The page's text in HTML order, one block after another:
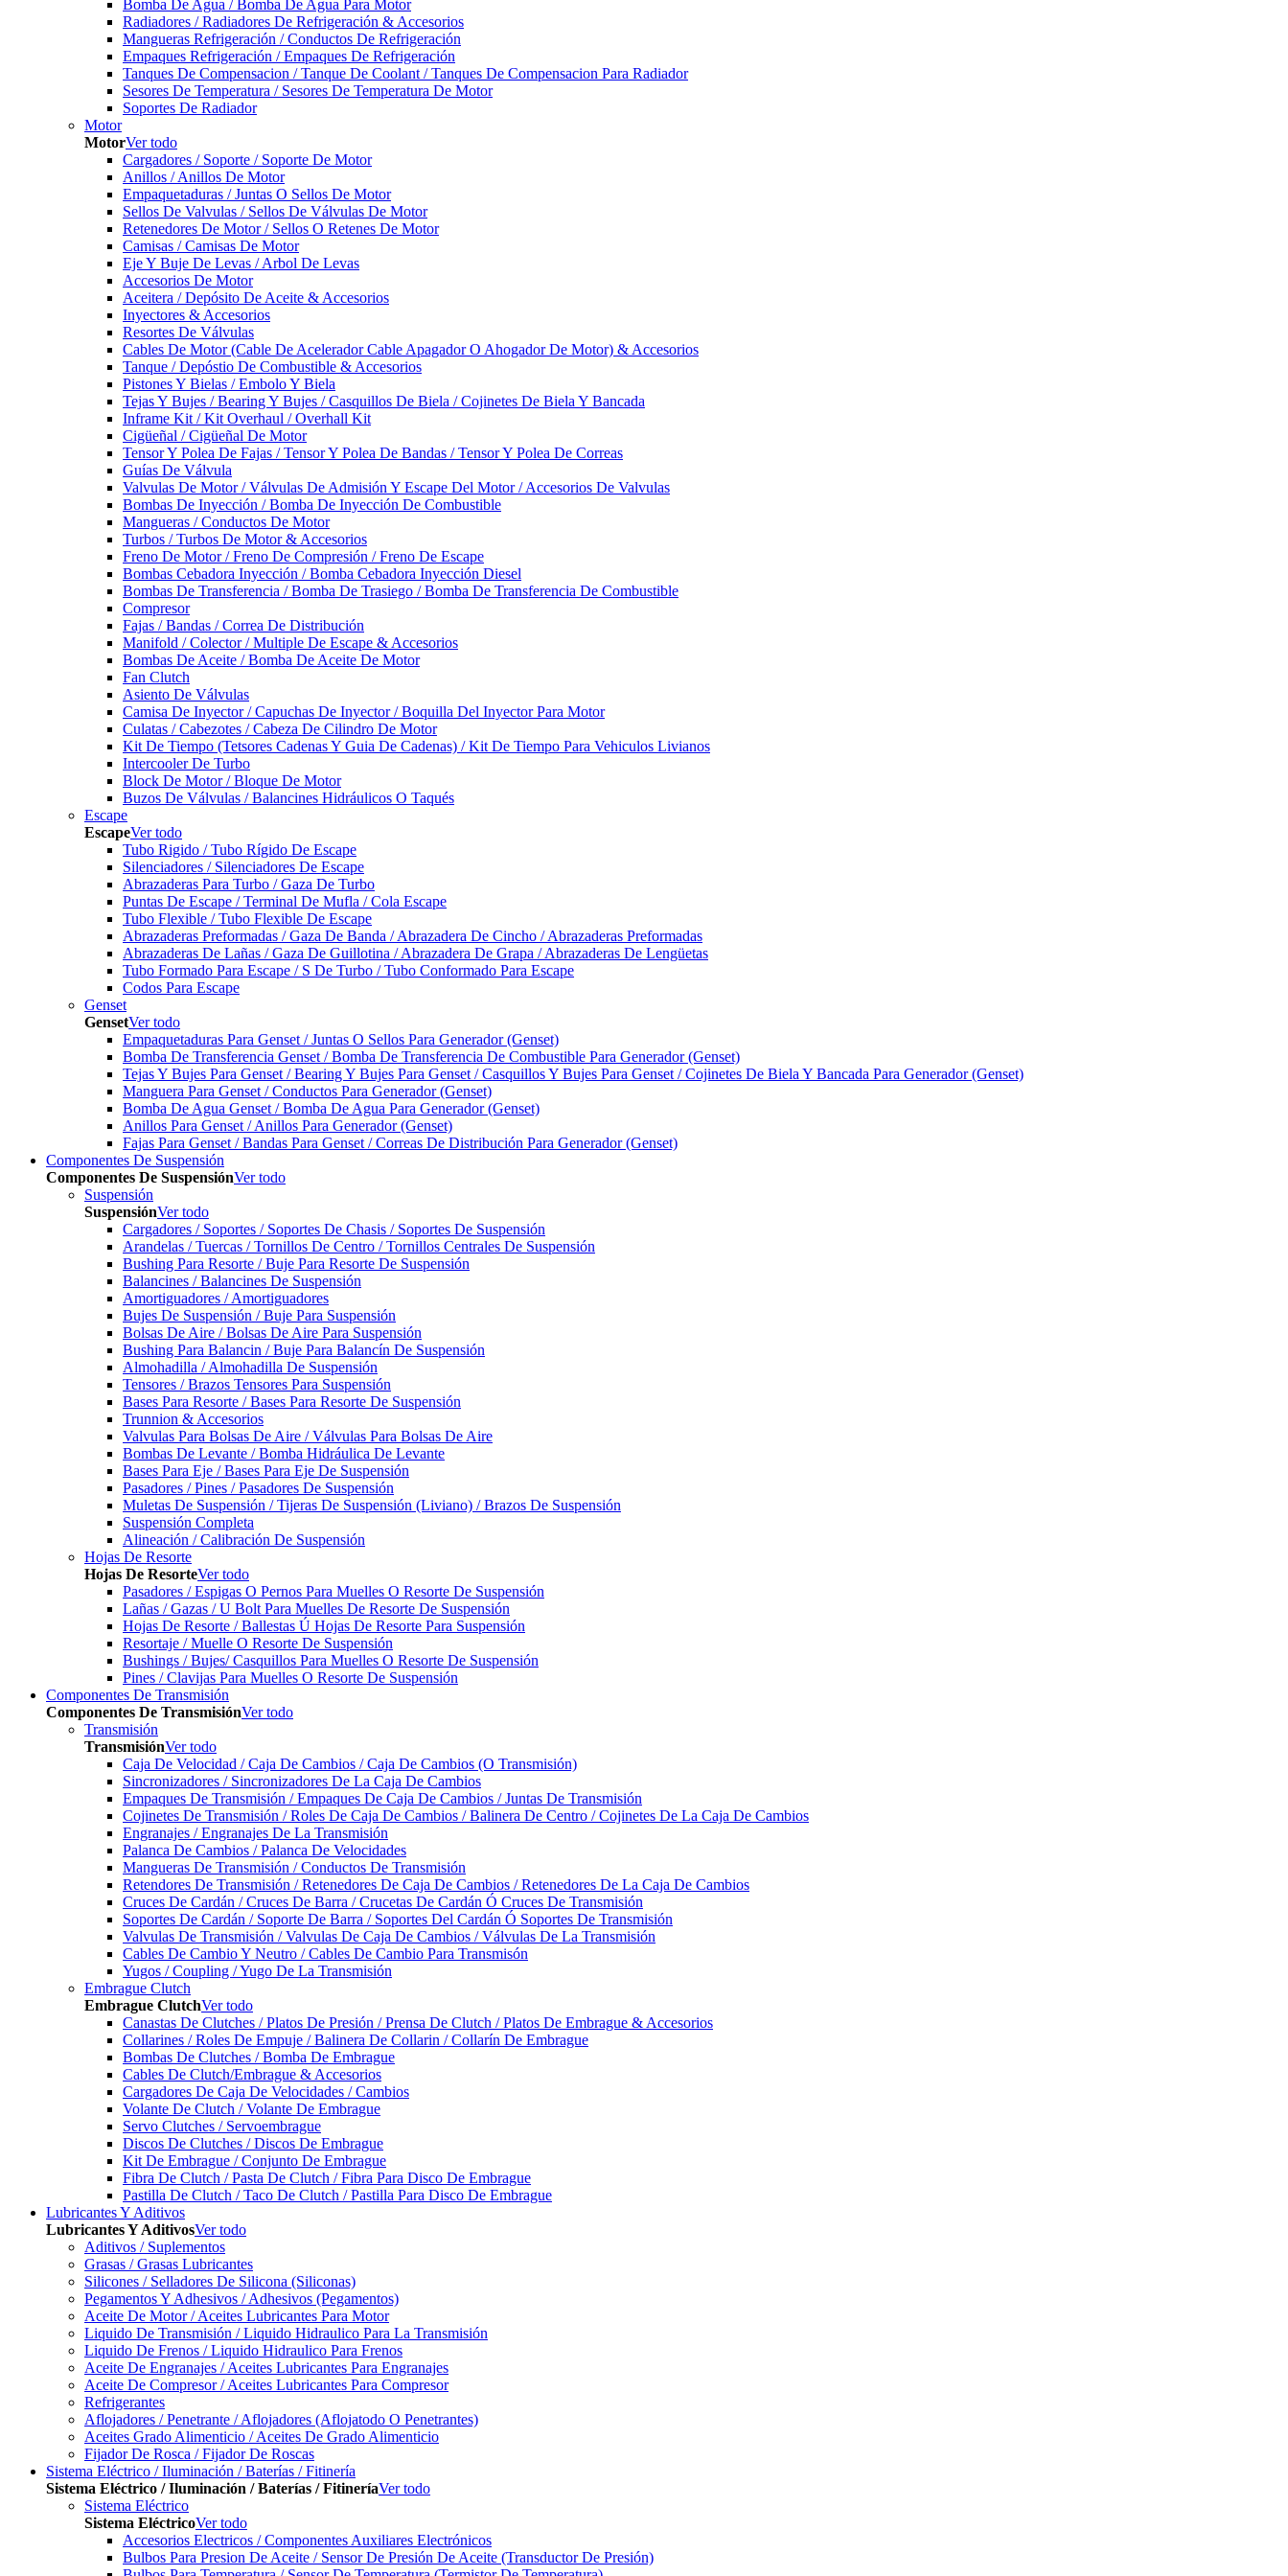
Bomba De Agua / Bomba De Agua Para Motor
Radiadores / Radiadores De Refrigeración & Accesorios
Mangueras Refrigeración / Conductos De Refrigeración
Empaques Refrigeración / Empaques De Refrigeración
Tanques De Compensacion / Tanque De Coolant / Tanques De Compensacion Para Radiador
Sesores De Temperatura / Sesores De Temperatura De Motor
Soportes De Radiador
Motor
MotorVer todo
Cargadores / Soporte / Soporte De Motor
Anillos / Anillos De Motor
Empaquetaduras / Juntas O Sellos De Motor
Sellos De Valvulas / Sellos De Válvulas De Motor
Retenedores De Motor / Sellos O Retenes De Motor
Camisas / Camisas De Motor
Eje Y Buje De Levas / Arbol De Levas
Accesorios De Motor
Aceitera / Depósito De Aceite & Accesorios
Inyectores & Accesorios
Resortes De Válvulas
Cables De Motor (Cable De Acelerador Cable Apagador O Ahogador De Motor) & Accesorios
Tanque / Depóstio De Combustible & Accesorios
Pistones Y Bielas / Embolo Y Biela
Tejas Y Bujes / Bearing Y Bujes / Casquillos De Biela / Cojinetes De Biela Y Bancada
Inframe Kit / Kit Overhaul / Overhall Kit
Cigüeñal / Cigüeñal De Motor
Tensor Y Polea De Fajas / Tensor Y Polea De Bandas / Tensor Y Polea De Correas
Guías De Válvula
Valvulas De Motor / Válvulas De Admisión Y Escape Del Motor / Accesorios De Valvulas
Bombas De Inyección / Bomba De Inyección De Combustible
Mangueras / Conductos De Motor
Turbos / Turbos De Motor & Accesorios
Freno De Motor / Freno De Compresión / Freno De Escape
Bombas Cebadora Inyección / Bomba Cebadora Inyección Diesel
Bombas De Transferencia / Bomba De Trasiego / Bomba De Transferencia De Combustible
Compresor
Fajas / Bandas / Correa De Distribución
Manifold / Colector / Multiple De Escape & Accesorios
Bombas De Aceite / Bomba De Aceite De Motor
Fan Clutch
Asiento De Válvulas
Camisa De Inyector / Capuchas De Inyector / Boquilla Del Inyector Para Motor
Culatas / Cabezotes / Cabeza De Cilindro De Motor
Kit De Tiempo (Tetsores Cadenas Y Guia De Cadenas) / Kit De Tiempo Para Vehiculos Livianos
Intercooler De Turbo
Block De Motor / Bloque De Motor
Buzos De Válvulas / Balancines Hidráulicos O Taqués
Escape
EscapeVer todo
Tubo Rigido / Tubo Rígido De Escape
Silenciadores / Silenciadores De Escape
Abrazaderas Para Turbo / Gaza De Turbo
Puntas De Escape / Terminal De Mufla / Cola Escape
Tubo Flexible / Tubo Flexible De Escape
Abrazaderas Preformadas / Gaza De Banda / Abrazadera De Cincho / Abrazaderas Preformadas
Abrazaderas De Lañas / Gaza De Guillotina / Abrazadera De Grapa / Abrazaderas De Lengüetas
Tubo Formado Para Escape / S De Turbo / Tubo Conformado Para Escape
Codos Para Escape
Genset
GensetVer todo
Empaquetaduras Para Genset / Juntas O Sellos Para Generador (Genset)
Bomba De Transferencia Genset / Bomba De Transferencia De Combustible Para Generador (Genset)
Tejas Y Bujes Para Genset / Bearing Y Bujes Para Genset / Casquillos Y Bujes Para Genset / Cojinetes De Biela Y Bancada Para Generador (Genset)
Manguera Para Genset / Conductos Para Generador (Genset)
Bomba De Agua Genset / Bomba De Agua Para Generador (Genset)
Anillos Para Genset / Anillos Para Generador (Genset)
Fajas Para Genset / Bandas Para Genset / Correas De Distribución Para Generador (Genset)
Componentes De Suspensión
Componentes De SuspensiónVer todo
Suspensión
SuspensiónVer todo
Cargadores / Soportes / Soportes De Chasis / Soportes De Suspensión
Arandelas / Tuercas / Tornillos De Centro / Tornillos Centrales De Suspensión
Bushing Para Resorte / Buje Para Resorte De Suspensión
Balancines / Balancines De Suspensión
Amortiguadores / Amortiguadores
Bujes De Suspensión / Buje Para Suspensión
Bolsas De Aire / Bolsas De Aire Para Suspensión
Bushing Para Balancin / Buje Para Balancín De Suspensión
Almohadilla / Almohadilla De Suspensión
Tensores / Brazos Tensores Para Suspensión
Bases Para Resorte / Bases Para Resorte De Suspensión
Trunnion & Accesorios
Valvulas Para Bolsas De Aire / Válvulas Para Bolsas De Aire
Bombas De Levante / Bomba Hidráulica De Levante
Bases Para Eje / Bases Para Eje De Suspensión
Pasadores / Pines / Pasadores De Suspensión
Muletas De Suspensión / Tijeras De Suspensión (Liviano) / Brazos De Suspensión
Suspensión Completa
Alineación / Calibración De Suspensión
Hojas De Resorte
Hojas De ResorteVer todo
Pasadores / Espigas O Pernos Para Muelles O Resorte De Suspensión
Lañas / Gazas / U Bolt Para Muelles De Resorte De Suspensión
Hojas De Resorte / Ballestas Ú Hojas De Resorte Para Suspensión
Resortaje / Muelle O Resorte De Suspensión
Bushings / Bujes/ Casquillos Para Muelles O Resorte De Suspensión
Pines / Clavijas Para Muelles O Resorte De Suspensión
Componentes De Transmisión
Componentes De TransmisiónVer todo
Transmisión
TransmisiónVer todo
Caja De Velocidad / Caja De Cambios / Caja De Cambios (O Transmisión)
Sincronizadores / Sincronizadores De La Caja De Cambios
Empaques De Transmisión / Empaques De Caja De Cambios / Juntas De Transmisión
Cojinetes De Transmisión / Roles De Caja De Cambios / Balinera De Centro / Cojinetes De La Caja De Cambios
Engranajes / Engranajes De La Transmisión
Palanca De Cambios / Palanca De Velocidades
Mangueras De Transmisión / Conductos De Transmisión
Retendores De Transmisión / Retenedores De Caja De Cambios / Retenedores De La Caja De Cambios
Cruces De Cardán / Cruces De Barra / Crucetas De Cardán Ó Cruces De Transmisión
Soportes De Cardán / Soporte De Barra / Soportes Del Cardán Ó Soportes De Transmisión
Valvulas De Transmisión / Valvulas De Caja De Cambios / Válvulas De La Transmisión
Cables De Cambio Y Neutro / Cables De Cambio Para Transmisón
Yugos / Coupling / Yugo De La Transmisión
Embrague Clutch
Embrague ClutchVer todo
Canastas De Clutches / Platos De Presión / Prensa De Clutch / Platos De Embrague & Accesorios
Collarines / Roles De Empuje / Balinera De Collarin / Collarín De Embrague
Bombas De Clutches / Bomba De Embrague
Cables De Clutch/Embrague & Accesorios
Cargadores De Caja De Velocidades / Cambios
Volante De Clutch / Volante De Embrague
Servo Clutches / Servoembrague
Discos De Clutches / Discos De Embrague
Kit De Embrague / Conjunto De Embrague
Fibra De Clutch / Pasta De Clutch / Fibra Para Disco De Embrague
Pastilla De Clutch / Taco De Clutch / Pastilla Para Disco De Embrague
Lubricantes Y Aditivos
Lubricantes Y AditivosVer todo
Aditivos / Suplementos
Grasas / Grasas Lubricantes
Silicones / Selladores De Silicona (Siliconas)
Pegamentos Y Adhesivos / Adhesivos (Pegamentos)
Aceite De Motor / Aceites Lubricantes Para Motor
Liquido De Transmisión / Liquido Hidraulico Para La Transmisión
Liquido De Frenos / Liquido Hidraulico Para Frenos
Aceite De Engranajes / Aceites Lubricantes Para Engranajes
Aceite De Compresor / Aceites Lubricantes Para Compresor
Refrigerantes
Aflojadores / Penetrante / Aflojadores (Aflojatodo O Penetrantes)
Aceites Grado Alimenticio / Aceites De Grado Alimenticio
Fijador De Rosca / Fijador De Roscas
Sistema Eléctrico / Iluminación / Baterías / Fitinería
Sistema Eléctrico / Iluminación / Baterías / FitineríaVer todo
Sistema Eléctrico
Sistema EléctricoVer todo
Accesorios Electricos / Componentes Auxiliares Electrónicos
Bulbos Para Presion De Aceite / Sensor De Presión De Aceite (Transductor De Presión)